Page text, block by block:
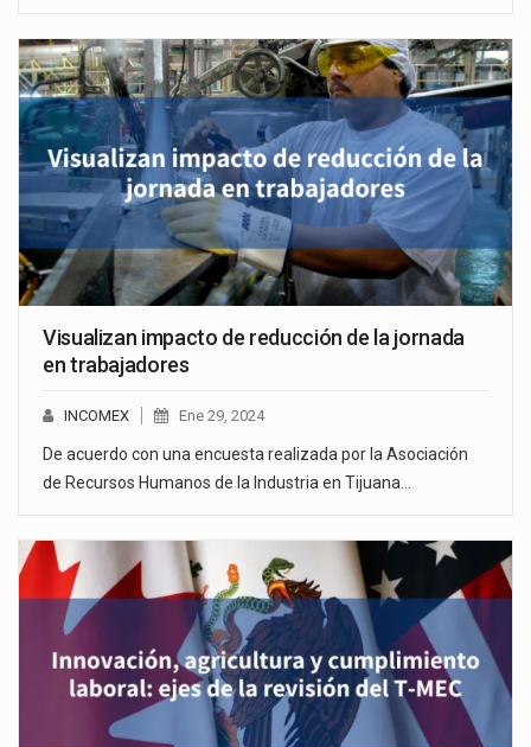
Visualizan impacto de reducción de la jornada
en trabajadores
INCOMEX Ene 29, 2024
De acuerdo con una encuesta realizada por la Asociación
de Recursos Humanos de la Industria en Tijuana…